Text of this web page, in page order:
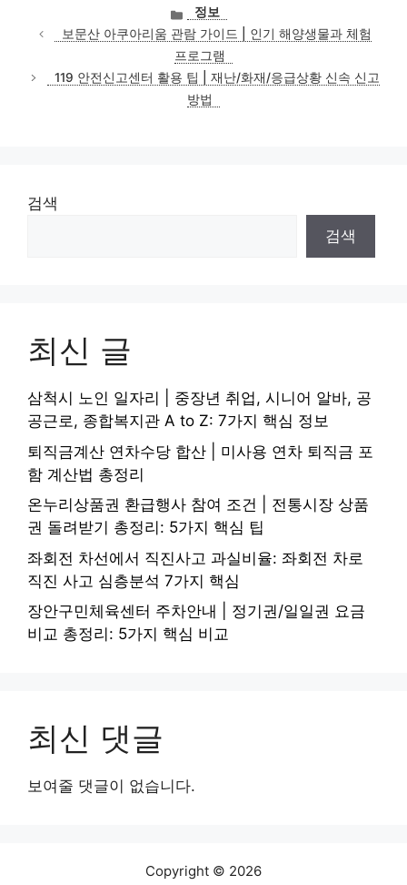
카
테
고
리
정보
보문산 아쿠아리움 관람 가이드 | 인기 해양생물과 체험
프로그램
119 안전신고센터 활용 팁 | 재난/화재/응급상황 신속 신고
방법
검색
검색
최신 글
삼척시 노인 일자리 | 중장년 취업, 시니어 알바, 공
공근로, 종합복지관 A to Z: 7가지 핵심 정보
퇴직금계산 연차수당 합산 | 미사용 연차 퇴직금 포
함 계산법 총정리
온누리상품권 환급행사 참여 조건 | 전통시장 상품
권 돌려받기 총정리: 5가지 핵심 팁
좌회전 차선에서 직진사고 과실비율: 좌회전 차로
직진 사고 심층분석 7가지 핵심
장안구민체육센터 주차안내 | 정기권/일일권 요금
비교 총정리: 5가지 핵심 비교
최신 댓글
보여줄 댓글이 없습니다.
Copyright © 2026